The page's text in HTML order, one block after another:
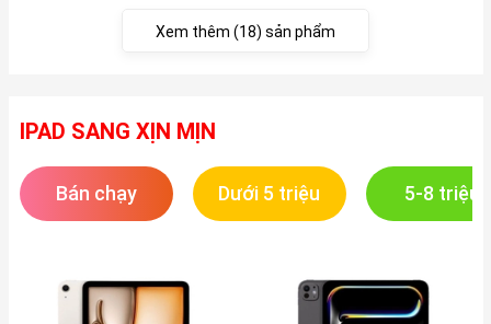
Xem thêm (18) sản phẩm
IPAD SANG XỊN MỊN
Bán chạy Dưới 5 triệu 5-8 triệu